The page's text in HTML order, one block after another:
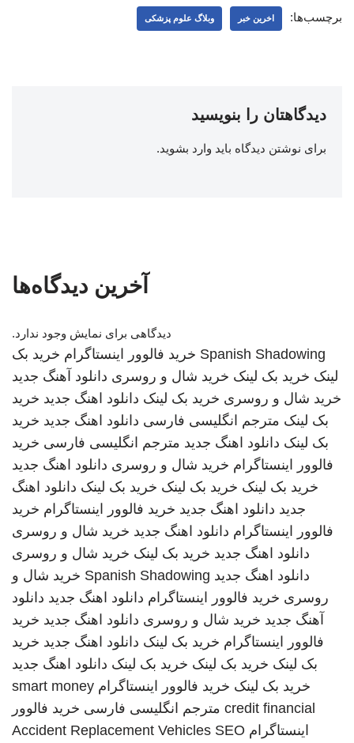
برچسب‌ها: اخرین خبر وبلاگ علوم پزشکی
دیدگاهتان را بنویسید
برای نوشتن دیدگاه باید وارد بشوید.
آخرین دیدگاه‌ها
دیدگاهی برای نمایش وجود ندارد.
Spanish Shadowing خرید فالوور اینستاگرام خرید بک
لینک خرید بک لینک خرید شال و روسری دانلود آهنگ جدید
خرید شال و روسری خرید بک لینک دانلود اهنگ جدید خرید
بک لینک مترجم انگلیسی فارسی دانلود اهنگ جدید خرید
بک لینک دانلود اهنگ جدید مترجم انگلیسی فارسی خرید
فالوور اینستاگرام خرید شال و روسری دانلود اهنگ جدید
خرید بک لینک خرید بک لینک خرید بک لینک دانلود اهنگ
جدید دانلود اهنگ جدید خرید فالوور اینستاگرام خرید
فالوور اینستاگرام دانلود اهنگ جدید خرید شال و روسری
دانلود اهنگ جدید خرید بک لینک خرید شال و روسری
دانلود اهنگ جدید Spanish Shadowing خرید شال و
روسری خرید فالوور اینستاگرام دانلود اهنگ جدید دانلود
آهنگ جدید خرید شال و روسری دانلود اهنگ جدید خرید
فالوور اینستاگرام خرید بک لینک دانلود اهنگ جدید خرید
بک لینک خرید بک لینک خرید بک لینک دانلود اهنگ جدید
خرید بک لینک خرید فالوور اینستاگرام smart money
credit financial مترجم انگلیسی فارسی خرید فالوور
اینستاگرام
Accident Replacement Vehicles SEO